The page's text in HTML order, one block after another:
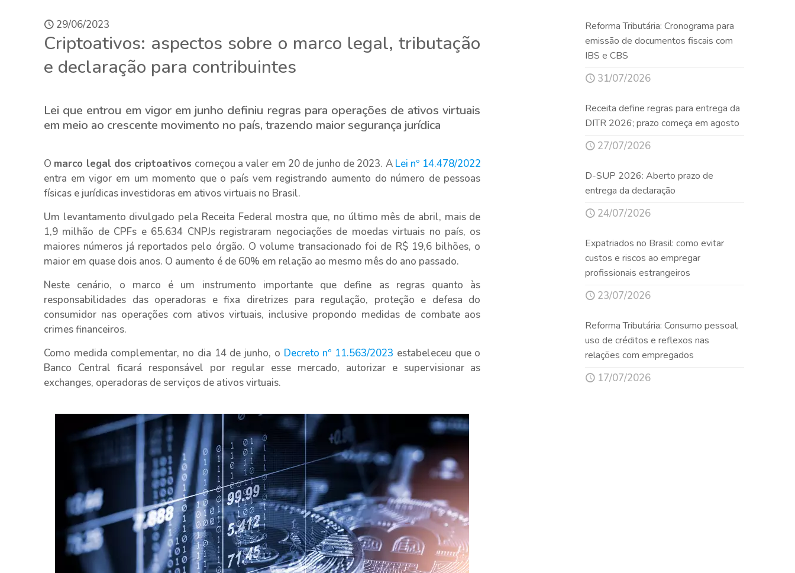
29/06/2023
Criptoativos: aspectos sobre o marco legal, tributação
e declaração para contribuintes
Lei que entrou em vigor em junho definiu regras para operações de ativos virtuais
em meio ao crescente movimento no país, trazendo maior segurança jurídica
O marco legal dos criptoativos começou a valer em 20 de junho de 2023. A Lei nº 14.478/2022
entra em vigor em um momento que o país vem registrando aumento do número de pessoas
físicas e jurídicas investidoras em ativos virtuais no Brasil.
Um levantamento divulgado pela Receita Federal mostra que, no último mês de abril, mais de
1,9 milhão de CPFs e 65.634 CNPJs registraram negociações de moedas virtuais no país, os
maiores números já reportados pelo órgão. O volume transacionado foi de R$ 19,6 bilhões, o
maior em quase dois anos. O aumento é de 60% em relação ao mesmo mês do ano passado.
Neste cenário, o marco é um instrumento importante que define as regras quanto às
responsabilidades das operadoras e fixa diretrizes para regulação, proteção e defesa do
consumidor nas operações com ativos virtuais, inclusive propondo medidas de combate aos
crimes financeiros.
Como medida complementar, no dia 14 de junho, o Decreto nº 11.563/2023 estabeleceu que o
Banco Central ficará responsável por regular esse mercado, autorizar e supervisionar as
exchanges, operadoras de serviços de ativos virtuais.
Reforma Tributária: Cronograma para
emissão de documentos fiscais com
IBS e CBS
31/07/2026
Receita define regras para entrega da
DITR 2026; prazo começa em agosto
27/07/2026
D-SUP 2026: Aberto prazo de
entrega da declaração
24/07/2026
Expatriados no Brasil: como evitar
custos e riscos ao empregar
profissionais estrangeiros
23/07/2026
Reforma Tributária: Consumo pessoal,
uso de créditos e reflexos nas
relações com empregados
17/07/2026